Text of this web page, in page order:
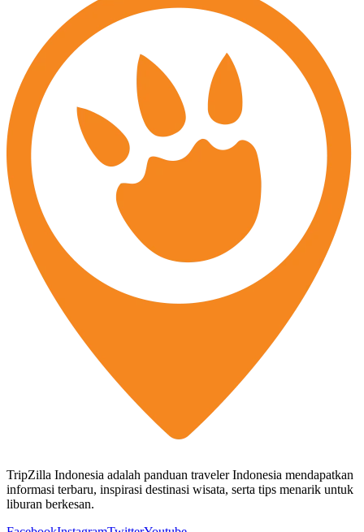
TripZilla Indonesia adalah panduan traveler Indonesia mendapatkan
informasi terbaru, inspirasi destinasi wisata, serta tips menarik untuk
liburan berkesan.